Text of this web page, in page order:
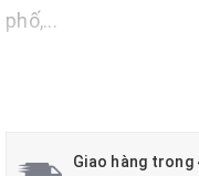
phố,...
Giao hàng trong